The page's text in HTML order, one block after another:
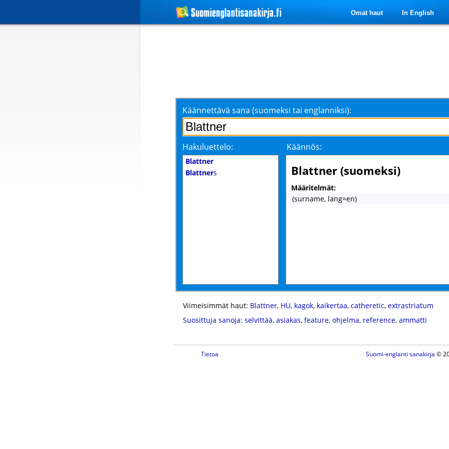
Omat haut In English
Käännettävä sana (suomeksi tai englanniksi):
Hakuluettelo: Käännös:
Blattner
Blattners Blattner (suomeksi)
Määritelmät:
(surname, lang=en)
Viimeisimmät haut: Blattner, HU, kagok, kaikertaa, catheretic, extrastriatum
Suosittuja sanoja: selvittää, asiakas, feature, ohjelma, reference, ammatti
Tietoa Suomi-englanti sanakirja ©